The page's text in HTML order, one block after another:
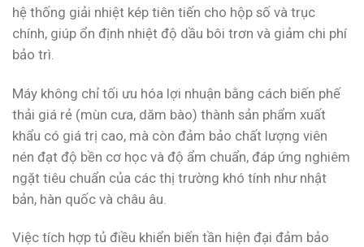
hệ thống giải nhiệt kép tiên tiến cho hộp số và trục
chính, giúp ổn định nhiệt độ dầu bôi trơn và giảm chi phí
bảo trì.
Máy không chỉ tối ưu hóa lợi nhuận bằng cách biến phế
thải giá rẻ (mùn cưa, dăm bào) thành sản phẩm xuất
khẩu có giá trị cao, mà còn đảm bảo chất lượng viên
nén đạt độ bền cơ học và độ ẩm chuẩn, đáp ứng nghiêm
ngặt tiêu chuẩn của các thị trường khó tính như nhật
bản, hàn quốc và châu âu.
Việc tích hợp tủ điều khiển biến tần hiện đại đảm bảo